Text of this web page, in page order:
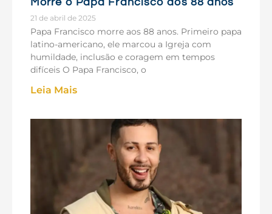
21 de abril de 2025
Papa Francisco morre aos 88 anos. Primeiro papa
latino-americano, ele marcou a Igreja com
humildade, inclusão e coragem em tempos
difíceis O Papa Francisco, o
Leia Mais